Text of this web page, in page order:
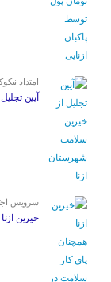
امتداد
آیین
سرویس
خیرین